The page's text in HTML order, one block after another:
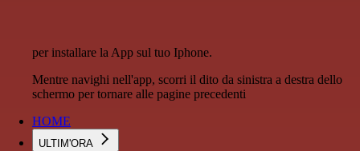
per installare la App sul tuo Iphone.
Mentre navighi nell'app, scorri il dito da sinistra a destra dello
schermo per tornare alle pagine precedenti
HOME
ULTIM'ORA